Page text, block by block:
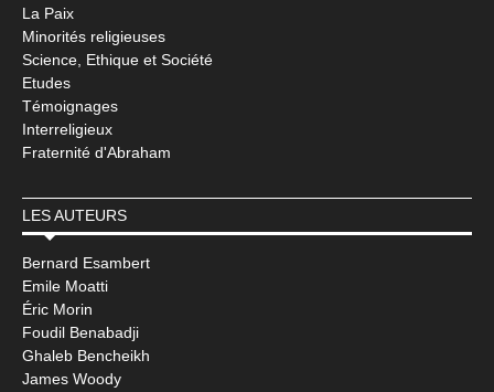
La Paix
Minorités religieuses
Science, Ethique et Société
Etudes
Témoignages
Interreligieux
Fraternité d'Abraham
LES AUTEURS
Bernard Esambert
Emile Moatti
Éric Morin
Foudil Benabadji
Ghaleb Bencheikh
James Woody